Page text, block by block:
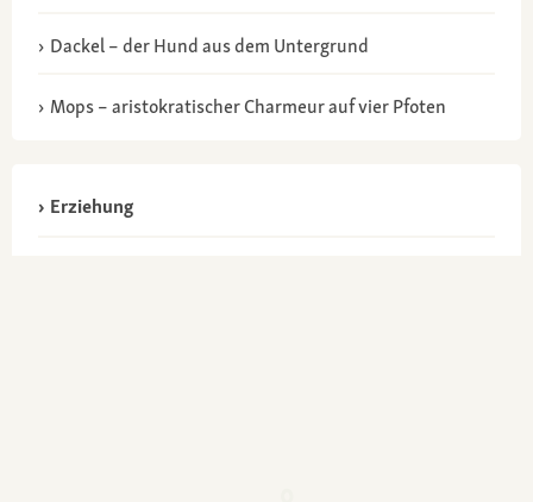
Dackel – der Hund aus dem Untergrund
Mops – aristokratischer Charmeur auf vier Pfoten
Erziehung